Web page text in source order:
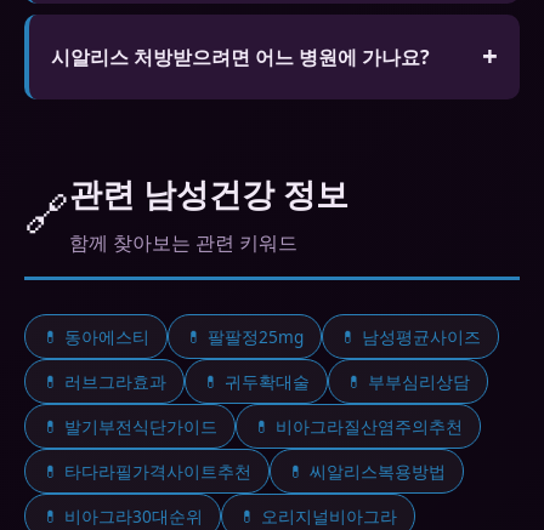
A. 비아그라(실데나필)는 4~6시간, 시알리스(타다라
필)는 최대 36시간, 레비트라(바데나필)는 4~6시간
시알리스 처방받으려면 어느 병원에 가나요?
🔗관련 남성건강 정보
함께 찾아보는 관련 키워드
💊 동아에스티 💊 팔팔정25mg
💊 남성평균사이즈
💊 러브그라효과
💊 귀두확대술
💊 부부심리상담
💊 발기부전식단가이드
💊 비아그라질산염주의추천
💊 타다라필가격사이트추천
💊 씨알리스복용방법
💊 비아그라30대순위
💊 오리지널비아그라